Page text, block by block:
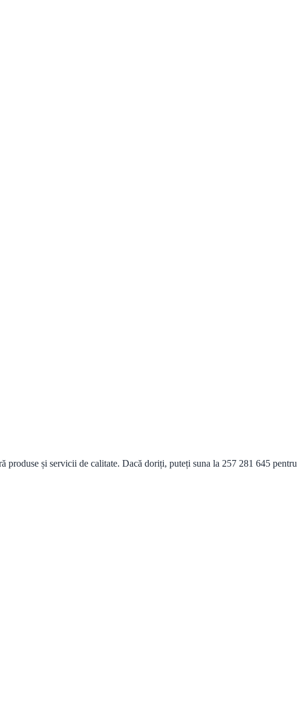
și servicii de calitate. Dacă doriți, puteți suna la 257 281 645 pentru